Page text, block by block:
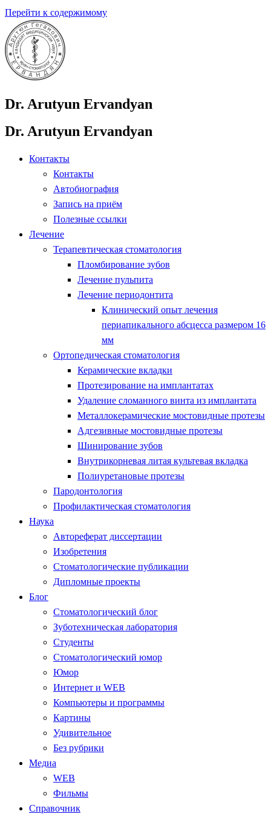
Перейти к содержимому
Dr. Arutyun Ervandyan
Dr. Arutyun Ervandyan
Контакты
Контакты
Автобиография
Запись на приём
Полезные ссылки
Лечение
Терапевтическая стоматология
Пломбирование зубов
Лечение пульпита
Лечение периодонтита
Клинический опыт лечения
периапикального абсцесса размером 16
мм
Ортопедическая стоматология
Керамические вкладки
Протезирование на имплантатах
Удаление сломанного винта из имплантата
Металлокерамические мостовидные протезы
Адгезивные мостовидные протезы
Шинирование зубов
Внутрикорневая литая культевая вкладка
Полиуретановые протезы
Пародонтология
Профилактическая стоматология
Наука
Автореферат диссертации
Изобретения
Стоматологические публикации
Дипломные проекты
Блог
Стоматологический блог
Зуботехническая лаборатория
Студенты
Стоматологический юмор
Юмор
Интернет и WEB
Компьютеры и программы
Картины
Удивительное
Без рубрики
Медиа
WEB
Фильмы
Справочник